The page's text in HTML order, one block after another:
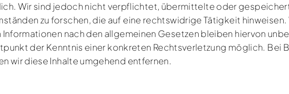
Wir sind jedoch nicht verpflichtet, übermittelte oder
zu forschen, die auf eine rechtswidrige Tätigkeit
Informationen nach den allgemeinen Gesetzen bleiben hiervon
der Kenntnis einer konkreten Rechtsverletzung möglich. Bei
wir diese Inhalte umgehend entfernen.